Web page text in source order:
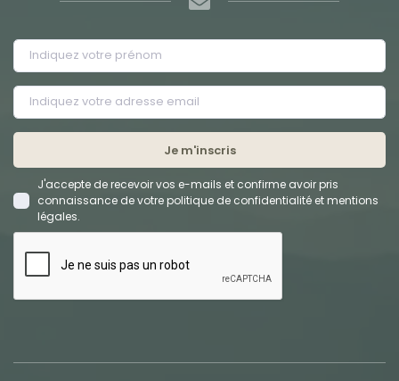
Je m'inscris
J'accepte de recevoir vos e-mails et confirme avoir pris
connaissance de votre politique de confidentialité et mentions
légales.